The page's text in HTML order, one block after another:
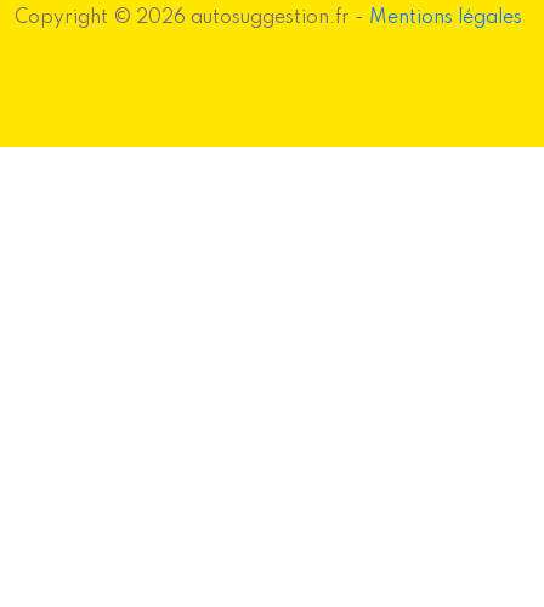
Copyright © 2026 autosuggestion.fr - Mentions légales